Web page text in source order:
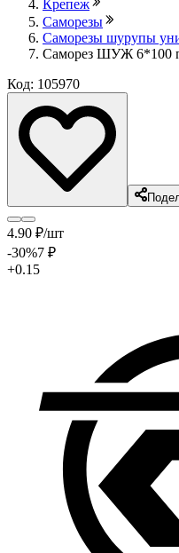
Крепеж
Саморезы
Саморезы шурупы
Саморез ШУЖ 6*100
Код: 105970
4.90 ₽/шт
-30%7 ₽
+0.15